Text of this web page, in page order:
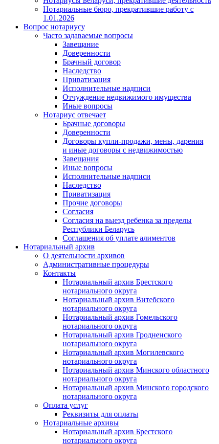
Нотариальные бюро, прекратившие работу с
1.01.2026
Вопрос нотариусу
Часто задаваемые вопросы
Завещание
Доверенности
Брачный договор
Наследство
Приватизация
Исполнительные надписи
Отчуждение недвижимого имущества
Иные вопросы
Нотариус отвечает
Брачные договоры
Доверенности
Договоры купли-продажи, мены, дарения
и иные договоры с недвижимостью
Завещания
Иные вопросы
Исполнительные надписи
Наследство
Приватизация
Прочие договоры
Согласия
Согласия на выезд ребенка за пределы
Республики Беларусь
Соглашения об уплате алиментов
Нотариальный архив
О деятельности архивов
Административные процедуры
Контакты
Нотариальный архив Брестского
нотариального округа
Нотариальный архив Витебского
нотариального округа
Нотариальный архив Гомельского
нотариального округа
Нотариальный архив Гродненского
нотариального округа
Нотариальный архив Могилевского
нотариального округа
Нотариальный архив Минского областного
нотариального округа
Нотариальный архив Минского городского
нотариального округа
Оплата услуг
Реквизиты для оплаты
Нотариальные архивы
Нотариальный архив Брестского
нотариального округа